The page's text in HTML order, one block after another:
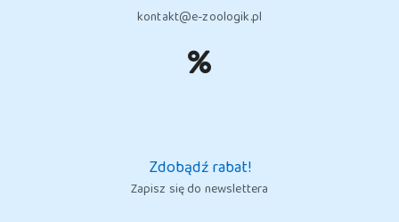
kontakt@e-zoologik.pl
Zdobądź rabat!
Zapisz się do newslettera